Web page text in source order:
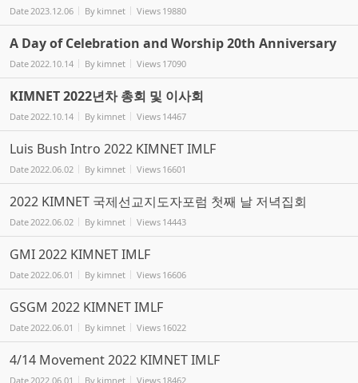
Date2023.12.06 By kimnet Views 19880
A Day of Celebration and Worship 20th Anniversary
Date2022.10.14 By kimnet Views 17090
KIMNET 2022년차 총회 및 이사회
Date2022.10.14 By kimnet Views 14467
Luis Bush Intro 2022 KIMNET IMLF
Date2022.06.02 By kimnet Views 16601
2022 KIMNET 국제선교지도자포럼 첫째 날 저녁집회
Date2022.06.02 By kimnet Views 14443
GMI 2022 KIMNET IMLF
Date2022.06.01 By kimnet Views 16606
GSGM 2022 KIMNET IMLF
Date2022.06.01 By kimnet Views 16022
4/14 Movement 2022 KIMNET IMLF
Date 2022.06.01 By kimnet Views 18462